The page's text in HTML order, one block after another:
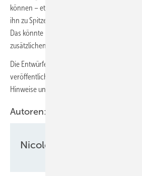
können – etwa in Zeiten hoher Erzeugung
ihn zu Spitzenzeiten mit wenig erneuerbarer
Das könnte nicht nur die Netze entlasten,
zusätzlichen Beitrag zur Stabilisierung des
Die Entwürfe sind auf der Website der
veröffentlicht und werden in einem offenen
Hinweise und Anmerkungen sind
Autoren:
Nicole Weinhold